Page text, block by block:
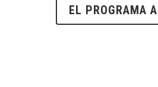
EL PROGRAMA